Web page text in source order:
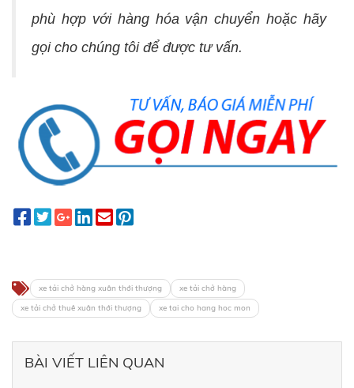
phù hợp với hàng hóa vận chuyển hoặc hãy
gọi cho chúng tôi để được tư vấn.
xe tải chở hàng xuân thới thượng
xe tải chở hàng
xe tải chở thuê xuân thới thượng
xe tai cho hang hoc mon
BÀI VIẾT LIÊN QUAN